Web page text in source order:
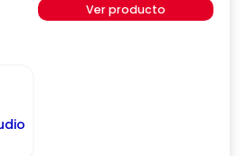
Ver producto